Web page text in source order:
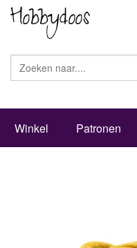
Winkel Patronen